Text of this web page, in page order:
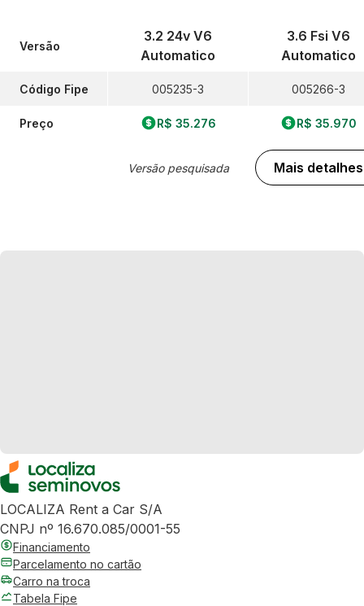
Versão
Código Fipe
Preço
3.2 24v V6
Automatico
005235-3
R$ 35.276
Versão pesquisada
3.6 Fsi V6
Automatico
005266-3
R$ 35.970
Mais detalhes
LOCALIZA Rent a Car S/A
CNPJ nº 16.670.085/0001-55
Financiamento
Parcelamento no cartão
Carro na troca
Tabela Fipe